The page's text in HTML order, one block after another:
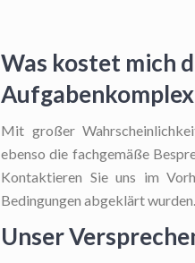
Was kostet mich
Aufgabenkomplex
Mit großer
ebenso die fachgemäße
Kontaktieren Sie uns im
Bedingungen abgeklärt wurden.
Unser